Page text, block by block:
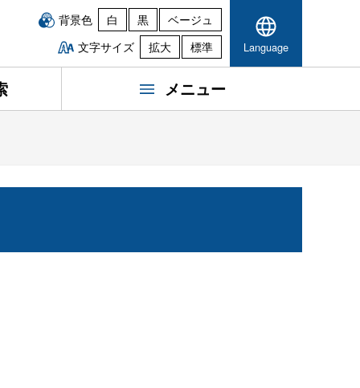
背景色 白 黒
ベージュ
文字サイズ
拡大 標準 Language
メニュー